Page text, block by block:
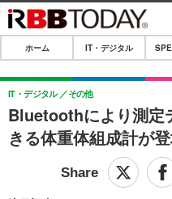
ホーム
IT・デジタル
IT・デジタルTOP
ショッピング
SPEED TEST
エンタメTOP
ホーム IT・デジタル
Bluetoothにより測定
きる体重体組成計が
IT・デジタル その他